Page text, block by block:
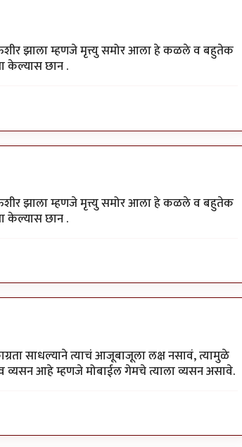
झाला म्हणजे मृत्त्यु समोर आला हे कळले व बहुतेक
केल्यास छान .
झाला म्हणजे मृत्त्यु समोर आला हे कळले व बहुतेक
केल्यास छान .
साधल्याने त्याचं आजूबाजूला लक्ष नसावं, त्यामुळे
व्यसन आहे म्हणजे मोबाईल गेमचे त्याला व्यसन असावे.